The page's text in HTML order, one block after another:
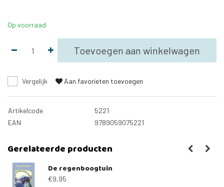
Op voorraad
Toevoegen aan winkelwagen
Vergelijk Aan favorieten toevoegen
Artikelcode
5221
EAN
9789059075221
Gerelateerde producten
De regenboogtuin
€9,95